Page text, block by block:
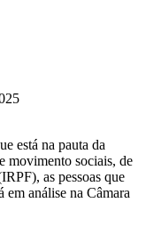
está na pauta da
movimento sociais, de
as pessoas que
em análise na Câmara